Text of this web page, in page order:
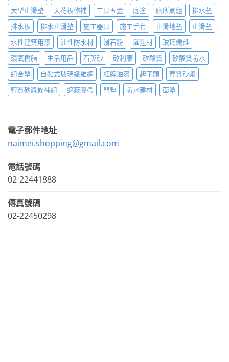
大型止滑墊
天花板修補 工具五金 底塗 廁所刷組
排水墊
排水板
排水止滑墊 施工器具 施工手套 止滑地墊
止滑墊
水性建築用漆
油性防水材 滑石粉 灌注材
玻璃纖維
環氧樹脂
生活用品 石英砂 矽利康 矽酸質
矽酸質防水
組合墊
自黏式玻璃纖維網 虹牌油漆 起子頭
輕質砂漿
輕質砂漿修補組
遮蔽膠帶 門墊 防水建材 面塗
電子郵件地址
naimei.shopping@gmail.com
電話號碼
02-22441888
傳真號碼
02-22450298